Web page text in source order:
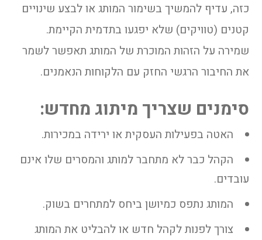
כזה, עדיף להמשיך בשימור המותג או לבצע שינויים
קטנים (טוויקים) שלא יפגעו בתדמית הקיימת.
שמירה על הזהות המוכרת של המותג תאפשר לשמר
את החיבור הרגשי החזק עם הלקוחות הנאמנים.
סימנים שצריך מיתוג מחדש:
האטה בפעילות העסקית או ירידה במכירות.
הקהל כבר לא מתחבר למותג והמסרים שלו אינם
עובדים.
המותג נתפס כמיושן ביחס למתחרים בשוק.
צורך לפנות לקהל חדש או להבליט את המותג